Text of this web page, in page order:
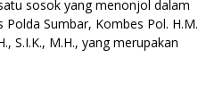
sosok yang menonjol dalam
Sumbar, Kombes Pol. H.M.
S.I.K., M.H., yang merupakan